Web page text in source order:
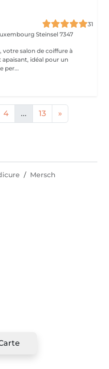
31
Steinsel 7347
votre salon de coiffure à
apaisant, idéal pour un
moment de détente. Le per...
4 ... 13 »
Mersch